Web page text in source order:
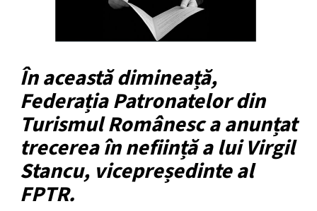
În această dimineață,
Federația Patronatelor din
Turismul Românesc a anunțat
trecerea în neființă a lui Virgil
Stancu, vicepreședinte al
FPTR.